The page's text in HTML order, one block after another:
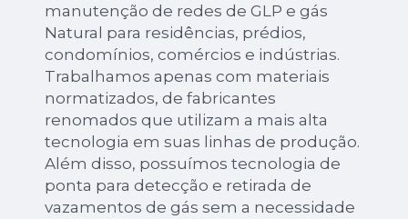
manutenção de redes de GLP e gás
Natural para residências, prédios,
condomínios, comércios e indústrias.
Trabalhamos apenas com materiais
normatizados, de fabricantes
renomados que utilizam a mais alta
tecnologia em suas linhas de produção.
Além disso, possuímos tecnologia de
ponta para detecção e retirada de
vazamentos de gás sem a necessidade